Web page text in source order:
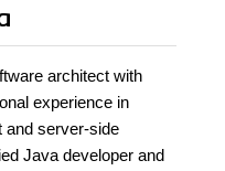
architect with
experience in
and server-side
Java developer and